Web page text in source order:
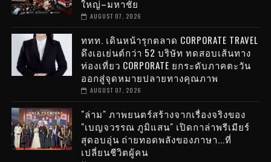
ใหญ่–มหาชัย
AUGUST 07, 2026
ททท. เดินหน้ารุกตลาด CORPORATE TRAVEL
ดึงเอเย่นต์กว่า 52 บริษัท ทดสอบเส้นทาง
ท่องเที่ยว CORPORATE ยกระดับภาคตะวัน
ออกสู่จุดหมายปลายทางคุณภาพ
AUGUST 07, 2026
"ล่าม" ภาพยนตร์สร้างจากเรื่องจริงของ
"เบญจวรรณ ภูมิแสน" เปิดกาล่าพรีเมียร์
สุดอบอุ่น ถ่ายทอดพลังของภาษา...ที่
เปลี่ยนชีวิตผู้คน